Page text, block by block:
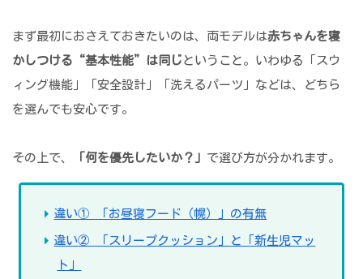
まず最初におさえておきたいのは、両モデルは赤ちゃんを寝
かしつける“基本性能”は同じ ということ。いわゆる「スウ
ィング機能」「安全設計」「洗えるパーツ」などは、どちら
を選んでも安心です。
その上で、 「何を優先したいか？」 で選び方が分かれます。
違い① 「お昼寝フード（幌）」の有無
違い② 「スリープクッション」と「新生児マッ
ト」